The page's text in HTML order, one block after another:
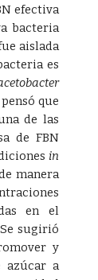
efectiva
bacteria
aislada
es
que
de las
de FBN
in
manera
en el
sugirió
y
azúcar a